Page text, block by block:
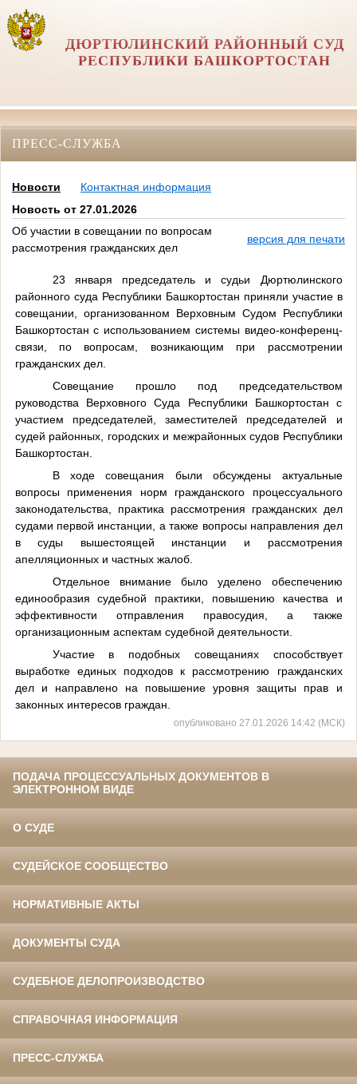
ДЮРТЮЛИНСКИЙ РАЙОННЫЙ СУД
РЕСПУБЛИКИ БАШКОРТОСТАН
ПРЕСС-СЛУЖБА
Новости
Контактная информация
Новость от 27.01.2026
Об участии в совещании по вопросам
рассмотрения гражданских дел
версия для печати
23 января председатель и судьи Дюртюлинского
районного суда Республики Башкортостан приняли участие в
совещании, организованном Верховным Судом Республики
Башкортостан с использованием системы видео-конференц-
связи, по вопросам, возникающим при рассмотрении
гражданских дел.
Совещание прошло под председательством
руководства Верховного Суда Республики Башкортостан с
участием председателей, заместителей председателей и
судей районных, городских и межрайонных судов Республики
Башкортостан.
В ходе совещания были обсуждены актуальные
вопросы применения норм гражданского процессуального
законодательства, практика рассмотрения гражданских дел
судами первой инстанции, а также вопросы направления дел
в суды вышестоящей инстанции и рассмотрения
апелляционных и частных жалоб.
Отдельное внимание было уделено обеспечению
единообразия судебной практики, повышению качества и
эффективности отправления правосудия, а также
организационным аспектам судебной деятельности.
Участие в подобных совещаниях способствует
выработке единых подходов к рассмотрению гражданских
дел и направлено на повышение уровня защиты прав и
законных интересов граждан.
опубликовано 27.01.2026 14:42 (МСК)
ПОДАЧА ПРОЦЕССУАЛЬНЫХ ДОКУМЕНТОВ В
ЭЛЕКТРОННОМ ВИДЕ
О СУДЕ
СУДЕЙСКОЕ СООБЩЕСТВО
НОРМАТИВНЫЕ АКТЫ
ДОКУМЕНТЫ СУДА
СУДЕБНОЕ ДЕЛОПРОИЗВОДСТВО
СПРАВОЧНАЯ ИНФОРМАЦИЯ
ПРЕСС-СЛУЖБА